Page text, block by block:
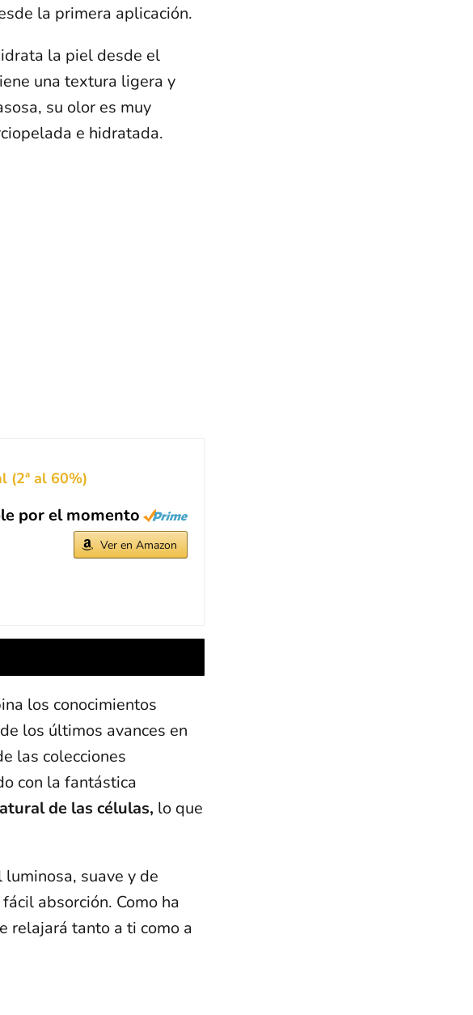
la primera aplicación.
la piel desde el
una textura ligera y
su olor es muy
e hidratada.
(2ª al 60%)
por el momento
Ver en Amazon
los conocimientos
los últimos avances en
las colecciones
con la fantástica
de las células, lo que
suave y de
absorción. Como ha
relajará tanto a ti como a